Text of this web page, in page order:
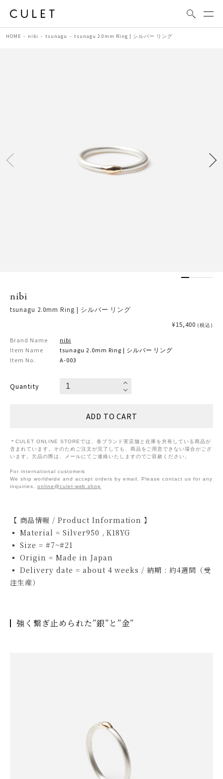
HOME nibi tsunagu tsunagu 2.0mm Ring | シルバー リング
nibi
tsunagu 2.0mm Ring | シルバー リング
¥15,400 (税込)
Brand Name
nibi
Item Name
tsunagu 2.0mm Ring | シルバー リング
Item No.
A-003
Quantity
＊CULET ONLINE STOREでは、各ブランド実店舗と在庫を共有している商品が
含まれています。そのためご注文が完了しても、商品をご用意できない場合がござ
います。欠品の際は、メールにてご連絡いたしますのでご容赦ください。
For international customers
We ship worldwide and accept orders by email. Please contact us for any
inquiries. online@culet-web.shop
【 商品情報 / Product Information 】
▪ Material = Silver950 , K18YG
▪ Size = #7~#21
▪ Origin = Made in Japan
▪ Delivery date = about 4 weeks / 納期 : 約4週間（受
注生産）
強く繋ぎ止められた”銀”と”金”